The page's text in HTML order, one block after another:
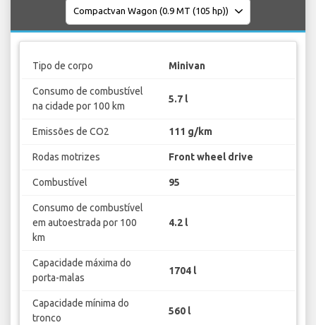
Tipo de corpo Minivan
Consumo de combustível
na cidade por 100 km
5.7 l
Emissões de CO2 111 g/km
Rodas motrizes Front wheel drive
Combustível 95
Consumo de combustível
em autoestrada por 100
km
4.2 l
Capacidade máxima do
porta-malas
1704 l
Capacidade mínima do
tronco
560 l